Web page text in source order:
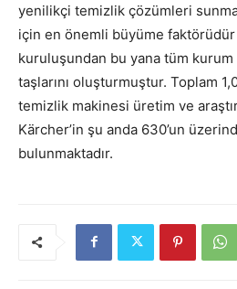
yenilikçi temizlik çözümleri
için en önemli büyüme
kuruluşundan bu yana tüm kurum
taşlarını oluşturmuştur. Toplam
temizlik makinesi üretim ve
Kärcher’in şu anda 630’un
bulunmaktadır.